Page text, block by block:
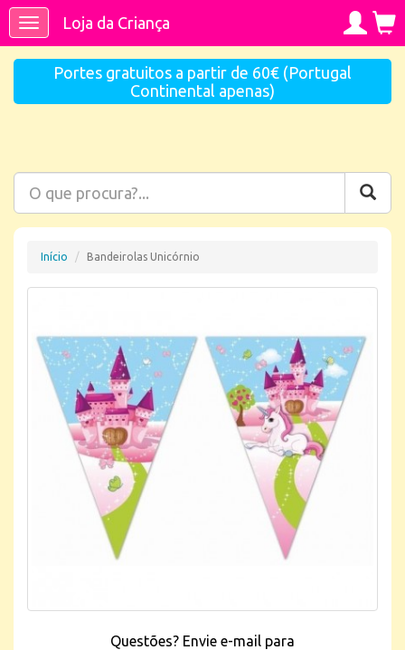
ToggleLoja da Criança
Portes gratuitos a partir de 60€ (Portugal
Continental apenas)
Início Bandeirolas Unicórnio
Questões? Envie e-mail para